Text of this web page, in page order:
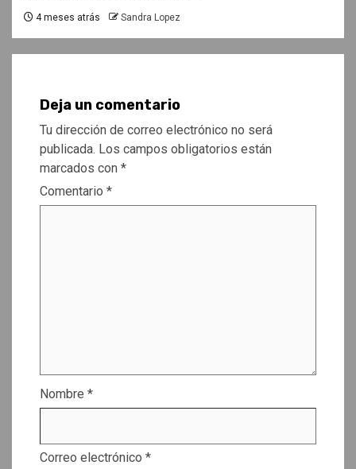
4 meses atrás Sandra Lopez
Deja un comentario
Tu dirección de correo electrónico no será
publicada. Los campos obligatorios están
marcados con *
Comentario *
Nombre *
Correo electrónico *